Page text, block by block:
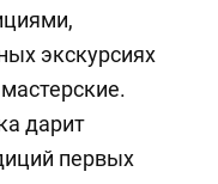
экскурсиях
дарит
первых